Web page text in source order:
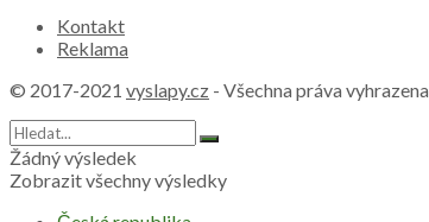
Kontakt
Reklama
© 2017-2021 vyslapy.cz - Všechna práva vyhrazena
Žádný výsledek
Zobrazit všechny výsledky